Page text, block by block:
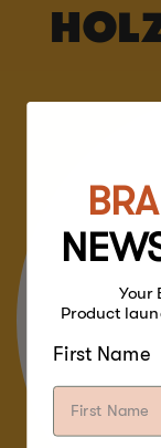
Your
Product
First Name